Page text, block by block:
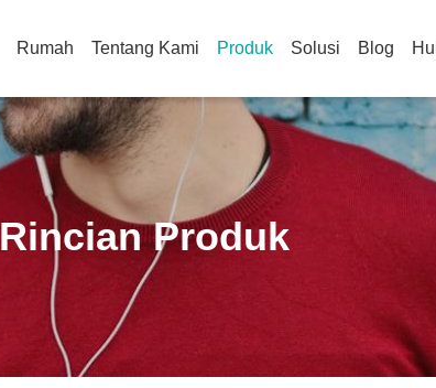
Rumah Tentang Kami Produk Solusi Blog
Rincian Produk